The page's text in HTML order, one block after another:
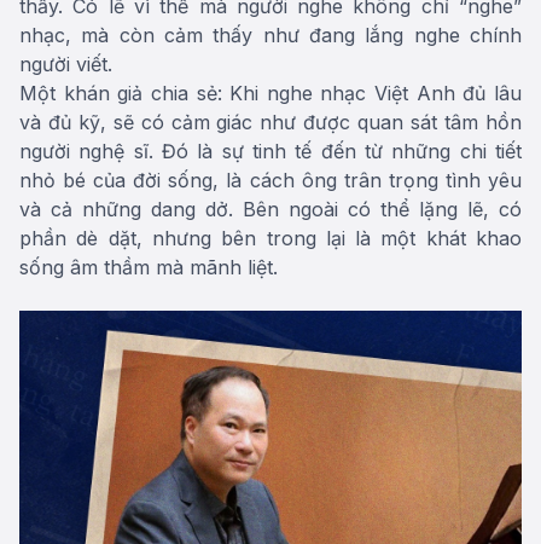
thấy. Có lẽ vì thế mà người nghe không chỉ “nghe”
nhạc, mà còn cảm thấy như đang lắng nghe chính
người viết.
Một khán giả chia sẻ: Khi nghe nhạc Việt Anh đủ lâu
và đủ kỹ, sẽ có cảm giác như được quan sát tâm hồn
người nghệ sĩ. Đó là sự tinh tế đến từ những chi tiết
nhỏ bé của đời sống, là cách ông trân trọng tình yêu
và cả những dang dở. Bên ngoài có thể lặng lẽ, có
phần dè dặt, nhưng bên trong lại là một khát khao
sống âm thầm mà mãnh liệt.